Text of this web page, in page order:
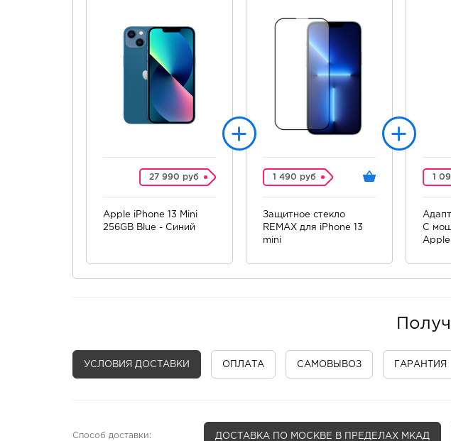
27 990 руб
Apple iPhone 13 Mini
256GB Blue - Синий
1 490 руб
Защитное стекло
REMAX для iPhone 13
mini
1
C
Apple
УСЛОВИЯ ДОСТАВКИ ОПЛАТА САМОВЫВОЗ ГАРАНТИЯ
Способ доставки: ДОСТАВКА ПО МОСКВЕ В ПРЕДЕЛАХ МКАД